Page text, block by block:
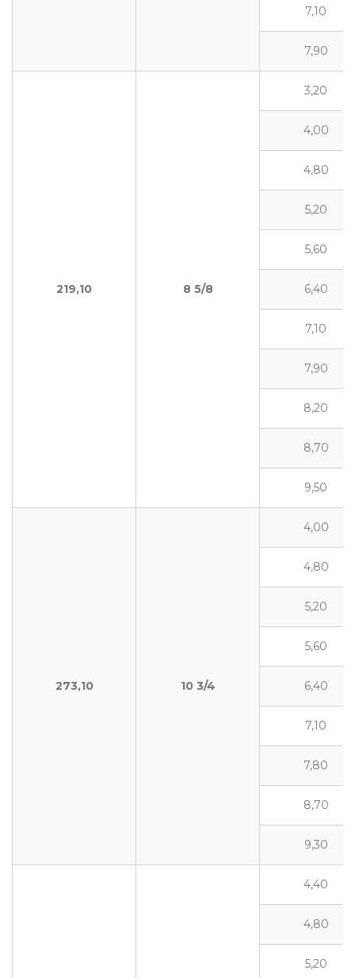
7,10
7,90
219,10 8 5/8
3,20
4,00
4,80
5,20
5,60
6,40
7,10
7,90
8,20
8,70
9,50
273,10 10 3/4
4,00
4,80
5,20
5,60
6,40
7,10
7,80
8,70
9,30
4,40
4,80
5,20